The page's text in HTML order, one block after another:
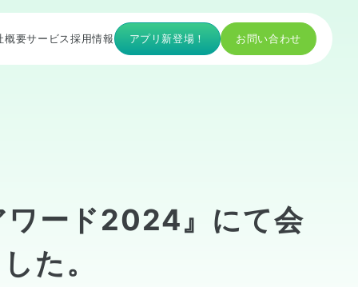
概要サービス採用情報 アプリ新登場！ お問い合わせ
ード2024』にて会
た。